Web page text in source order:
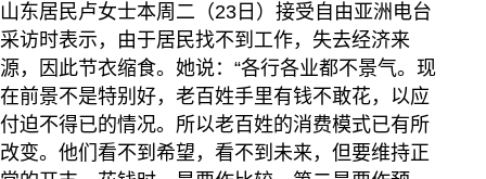
山东居民卢女士本周二（23日）接受自由亚洲电台
采访时表示，由于居民找不到工作，失去经济来
源，因此节衣缩食。她说：“各行各业都不景气。现
在前景不是特别好，老百姓手里有钱不敢花，以应
付迫不得已的情况。所以老百姓的消费模式已有所
改变。他们看不到希望，看不到未来，但要维持正